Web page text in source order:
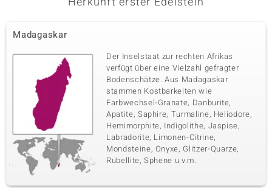
Krappenfassung Kambodscha
Madagaskar
Der Inselstaat zur rechten Afrikas
verfügt über eine Vielzahl gefragter
Bodenschätze. Aus Madagaskar
stammen Kostbarkeiten wie
Farbwechsel-Granate, Danburite,
Apatite, Saphire, Turmaline, Heliodore,
Hemimorphite, Indigolithe, Jaspise,
Labradorite, Limonen-Citrine,
Mondsteine, Onyxe, Glitzer-Quarze,
Rubellite, Sphene u.v.m.